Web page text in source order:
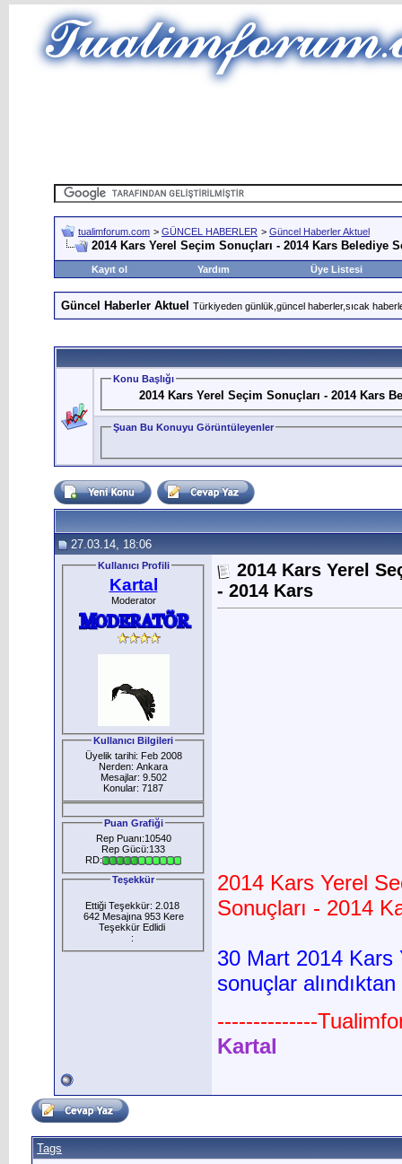
tualimforum.com > GÜNCEL HABERLER > Güncel Haberler Aktuel
2014 Kars Yerel Seçim Sonuçları - 2014 Kars Belediye
Kayıt ol Yardım Üye Listesi
Güncel Haberler Aktuel Türkiyeden günlük,güncel haberler,sıcak
Konu Başlığı
2014 Kars Yerel Seçim Sonuçları - 2014 Kars
Şuan Bu Konuyu Görüntüleyenler
27.03.14, 18:06
Kullanıcı Profili
Kartal
Moderator
Kullanıcı Bilgileri
Üyelik tarihi: Feb 2008
Nerden: Ankara
Mesajlar: 9.502
Konular: 7187
Puan Grafiği
Rep Puanı:10540
Rep Gücü:133
RD:
Teşekkür
Ettiği Teşekkür: 2.018
642 Mesajına 953 Kere
Teşekkür Edlidi
:
2014 Kars Yerel
- 2014 Kars
2014 Kars Yerel
Sonuçları - 2014
30 Mart 2014 Kars
sonuçlar
--------------
Kartal
Tags